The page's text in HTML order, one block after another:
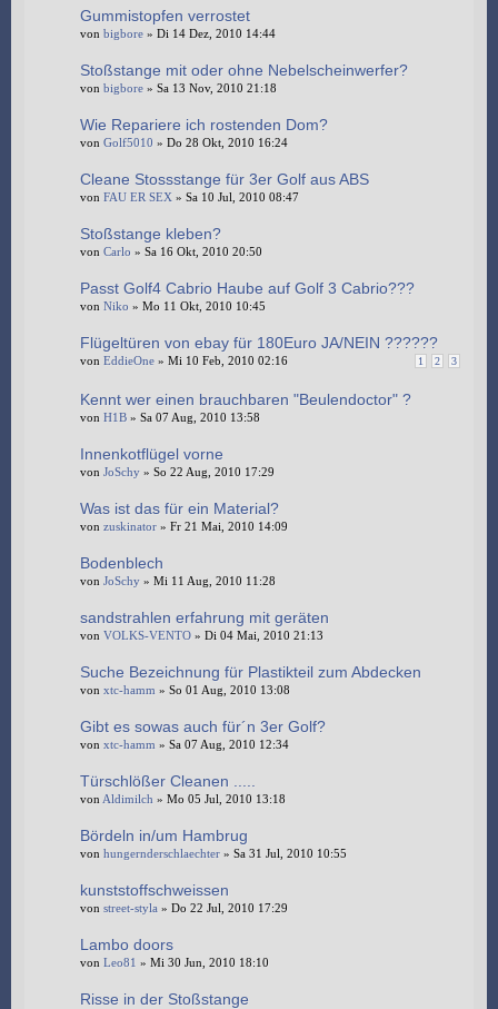
Gummistopfen verrostet
von bigbore » Di 14 Dez, 2010 14:44
Stoßstange mit oder ohne Nebelscheinwerfer?
von bigbore » Sa 13 Nov, 2010 21:18
Wie Repariere ich rostenden Dom?
von Golf5010 » Do 28 Okt, 2010 16:24
Cleane Stossstange für 3er Golf aus ABS
von FAU ER SEX » Sa 10 Jul, 2010 08:47
Stoßstange kleben?
von Carlo » Sa 16 Okt, 2010 20:50
Passt Golf4 Cabrio Haube auf Golf 3 Cabrio???
von Niko » Mo 11 Okt, 2010 10:45
Flügeltüren von ebay für 180Euro JA/NEIN ??????
1 2 3
von EddieOne » Mi 10 Feb, 2010 02:16
Kennt wer einen brauchbaren "Beulendoctor" ?
von H1B » Sa 07 Aug, 2010 13:58
Innenkotflügel vorne
von JoSchy » So 22 Aug, 2010 17:29
Was ist das für ein Material?
von zuskinator » Fr 21 Mai, 2010 14:09
Bodenblech
von JoSchy » Mi 11 Aug, 2010 11:28
sandstrahlen erfahrung mit geräten
von VOLKS-VENTO » Di 04 Mai, 2010 21:13
Suche Bezeichnung für Plastikteil zum Abdecken
von xtc-hamm » So 01 Aug, 2010 13:08
Gibt es sowas auch für´n 3er Golf?
von xtc-hamm » Sa 07 Aug, 2010 12:34
Türschlößer Cleanen .....
von Aldimilch » Mo 05 Jul, 2010 13:18
Bördeln in/um Hambrug
von hungernderschlaechter » Sa 31 Jul, 2010 10:55
kunststoffschweissen
von street-styla » Do 22 Jul, 2010 17:29
Lambo doors
von Leo81 » Mi 30 Jun, 2010 18:10
Risse in der Stoßstange